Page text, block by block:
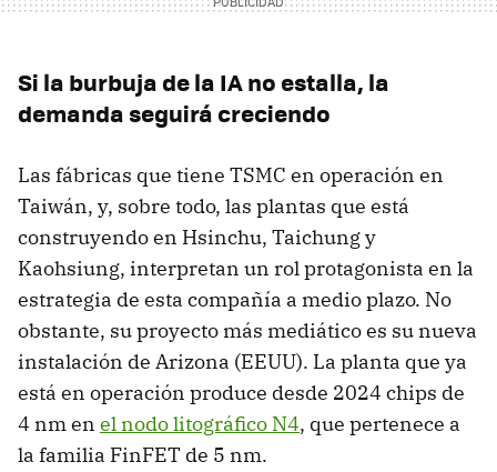
Si la burbuja de la IA no estalla, la
demanda seguirá creciendo
Las fábricas que tiene TSMC en operación en
Taiwán, y, sobre todo, las plantas que está
construyendo en Hsinchu, Taichung y
Kaohsiung, interpretan un rol protagonista en la
estrategia de esta compañía a medio plazo. No
obstante, su proyecto más mediático es su nueva
instalación de Arizona (EEUU). La planta que ya
está en operación produce desde 2024 chips de
4 nm en el nodo litográfico N4, que pertenece a
la familia FinFET de 5 nm.